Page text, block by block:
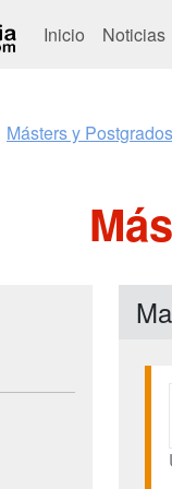
Inicio Noticias
Másters y